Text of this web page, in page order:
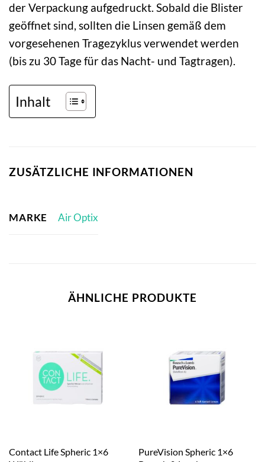
der Verpackung aufgedruckt. Sobald die Blister
geöffnet sind, sollten die Linsen gemäß dem
vorgesehenen Tragezyklus verwendet werden
(bis zu 30 Tage für das Nacht- und Tagtragen).
Inhalt
ZUSÄTZLICHE INFORMATIONEN
MARKE Air Optix
ÄHNLICHE PRODUKTE
Contact Life Spheric 1×6
PureVision Spheric 1×6